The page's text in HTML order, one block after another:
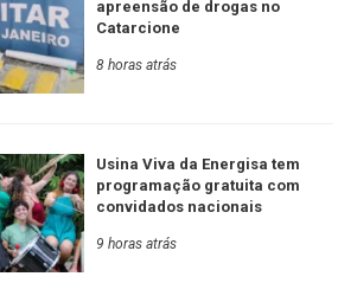
apreensão de drogas no
Catarcione
8 horas atrás
Usina Viva da Energisa tem
programação gratuita com
convidados nacionais
9 horas atrás